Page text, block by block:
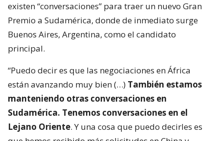
existen “conversaciones” para traer un nuevo Gran
Premio a Sudamérica, donde de inmediato surge
Buenos Aires, Argentina, como el candidato
principal.
“Puedo decir es que las negociaciones en África
están avanzando muy bien (…) También estamos
manteniendo otras conversaciones en
Sudamérica. Tenemos conversaciones en el
Lejano Oriente. Y una cosa que puedo decirles es